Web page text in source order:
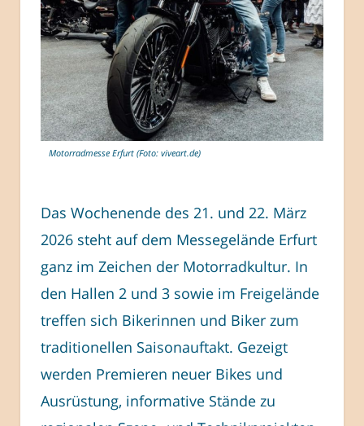
Motorradmesse Erfurt (Foto: viveart.de)
Das Wochenende des 21. und 22. März
2026 steht auf dem Messegelände Erfurt
ganz im Zeichen der Motorradkultur. In
den Hallen 2 und 3 sowie im Freigelände
treffen sich Bikerinnen und Biker zum
traditionellen Saisonauftakt. Gezeigt
werden Premieren neuer Bikes und
Ausrüstung, informative Stände zu